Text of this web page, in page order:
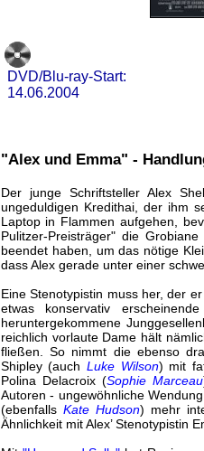
DVD/Blu-ray-Start:
14.06.2004
"Alex und Emma" -
Der junge Schriftsteller Alex
ungeduldigen Kredithai, der ihm
Laptop in Flammen aufgehen,
Pulitzer-Preisträger" die
beendet haben, um das nötige
dass Alex gerade unter einer
Eine Stenotypistin muss her, der
etwas konservativ
heruntergekommene
reichlich vorlaute Dame hält
fließen. So nimmt die ebenso
Shipley (auch Luke Wilson) mit
Polina Delacroix (Sophie Marceau
Autoren - ungewöhnliche
(ebenfalls Kate Hudson) mehr
Ähnlichkeit mit Alex’ Stenotypistin